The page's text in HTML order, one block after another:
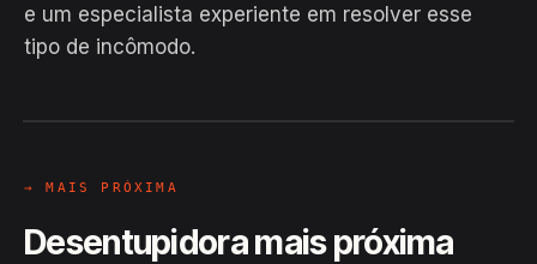
e um especialista experiente em resolver esse
tipo de incômodo.
Hiroshiro · Rua Cleto Campelo,
→ MAIS PRÓXIMA
Desentupidora mais próxima